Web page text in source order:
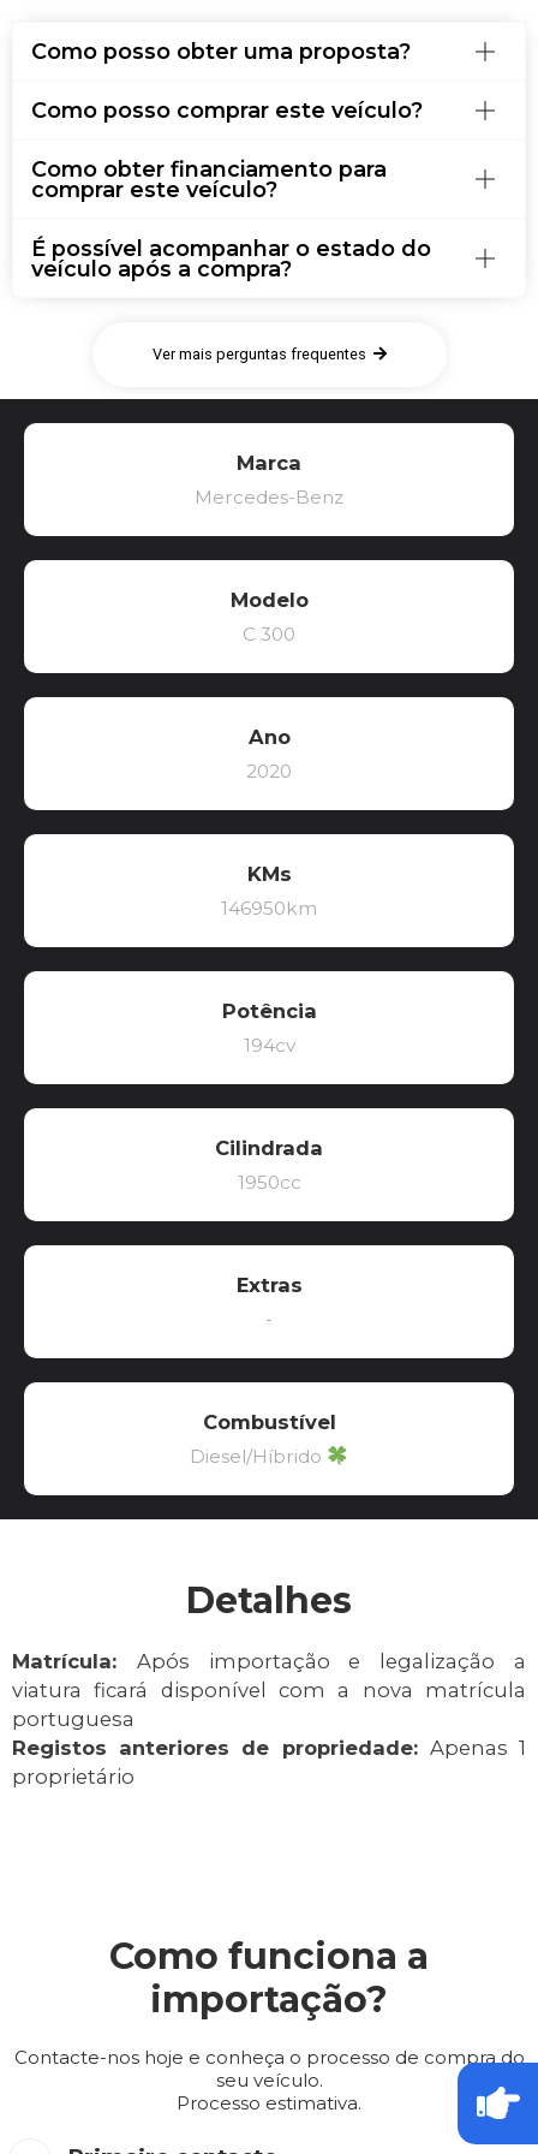
Como posso obter uma proposta?
Como posso comprar este veículo?
Como obter financiamento para
comprar este veículo?
É possível acompanhar o estado do
veículo após a compra?
Ver mais perguntas frequentes
Marca
Mercedes-Benz
Modelo
C 300
Ano
2020
KMs
146950km
Potência
194cv
Cilindrada
1950cc
Extras
-
Combustível
Diesel/Híbrido
Detalhes
Matrícula: Após importação e legalização a
viatura ficará disponível com a nova matrícula
portuguesa
Registos anteriores de propriedade: Apenas 1
proprietário
Como funciona a
importação?
Contacte-nos hoje e conheça o processo de compra do
seu veículo.
Processo estimativa.